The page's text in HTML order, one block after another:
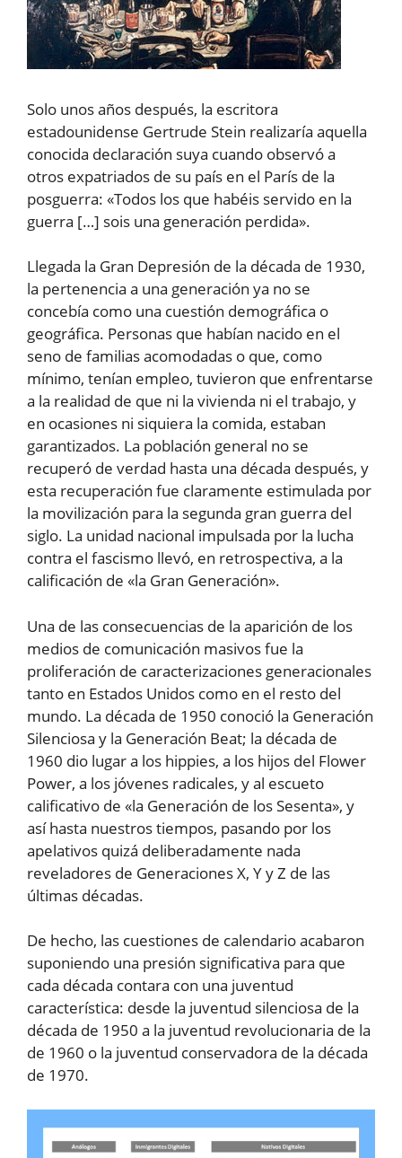
Solo unos años después, la escritora
estadounidense Gertrude Stein realizaría aquella
conocida declaración suya cuando observó a
otros expatriados de su país en el París de la
posguerra: «Todos los que habéis servido en la
guerra […] sois una generación perdida».
Llegada la Gran Depresión de la década de 1930,
la pertenencia a una generación ya no se
concebía como una cuestión demográfica o
geográfica. Personas que habían nacido en el
seno de familias acomodadas o que, como
mínimo, tenían empleo, tuvieron que enfrentarse
a la realidad de que ni la vivienda ni el trabajo, y
en ocasiones ni siquiera la comida, estaban
garantizados. La población general no se
recuperó de verdad hasta una década después, y
esta recuperación fue claramente estimulada por
la movilización para la segunda gran guerra del
siglo. La unidad nacional impulsada por la lucha
contra el fascismo llevó, en retrospectiva, a la
calificación de «la Gran Generación».
Una de las consecuencias de la aparición de los
medios de comunicación masivos fue la
proliferación de caracterizaciones generacionales
tanto en Estados Unidos como en el resto del
mundo. La década de 1950 conoció la Generación
Silenciosa y la Generación Beat; la década de
1960 dio lugar a los hippies, a los hijos del Flower
Power, a los jóvenes radicales, y al escueto
calificativo de «la Generación de los Sesenta», y
así hasta nuestros tiempos, pasando por los
apelativos quizá deliberadamente nada
reveladores de Generaciones X, Y y Z de las
últimas décadas.
De hecho, las cuestiones de calendario acabaron
suponiendo una presión significativa para que
cada década contara con una juventud
característica: desde la juventud silenciosa de la
década de 1950 a la juventud revolucionaria de la
de 1960 o la juventud conservadora de la década
de 1970.